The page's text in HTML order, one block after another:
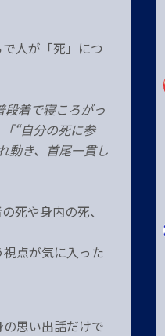
人が「死」につ
着で寝ころがっ
“自分の死に参
動き、首尾一貫し
死や身内の死、
点が気に入った
思い出話だけで